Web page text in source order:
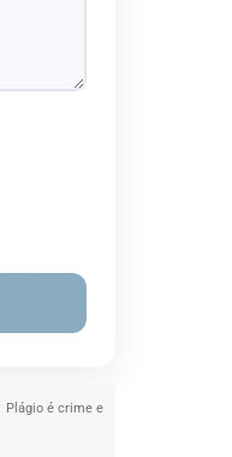
Plágio é crime e